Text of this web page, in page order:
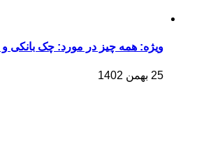
ویژه: همه چیز در مورد: چک بانکی و
25 بهمن 1402